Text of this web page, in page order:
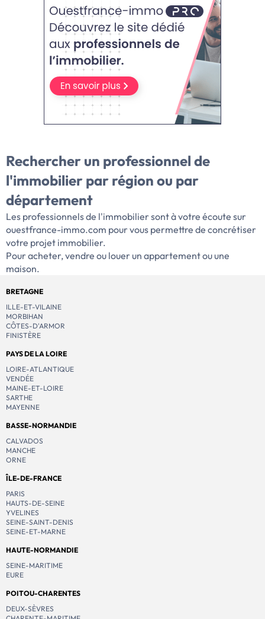
Rechercher un professionnel de
l'immobilier par région ou par
département
Les professionnels de l'immobilier sont à votre écoute sur
ouestfrance-immo.com pour vous permettre de concrétiser
votre projet immobilier.
Pour acheter, vendre ou louer un appartement ou une
maison.
BRETAGNE
ILLE-ET-VILAINE
MORBIHAN
CÔTES-D'ARMOR
FINISTÈRE
PAYS DE LA LOIRE
LOIRE-ATLANTIQUE
VENDÉE
MAINE-ET-LOIRE
SARTHE
MAYENNE
BASSE-NORMANDIE
CALVADOS
MANCHE
ORNE
ÎLE-DE-FRANCE
PARIS
HAUTS-DE-SEINE
YVELINES
SEINE-SAINT-DENIS
SEINE-ET-MARNE
HAUTE-NORMANDIE
SEINE-MARITIME
EURE
POITOU-CHARENTES
DEUX-SÈVRES